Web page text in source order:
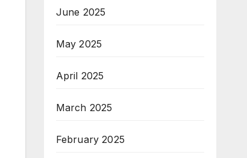
June 2025
May 2025
April 2025
March 2025
February 2025